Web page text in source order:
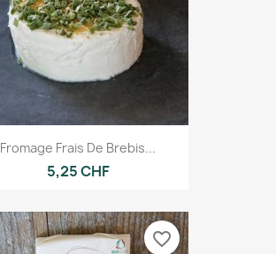
Fromage Frais De Brebis...
5,25 CHF
favorite_border